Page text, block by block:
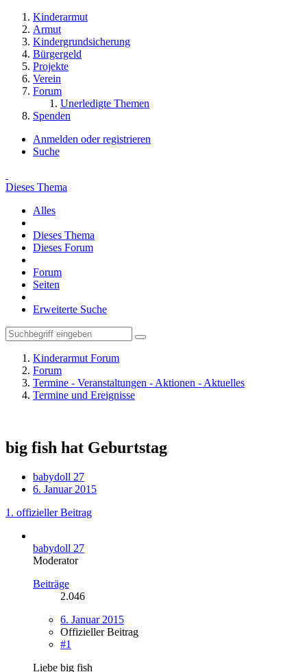
Kinderarmut
Armut
Kindergrundsicherung
Bürgergeld
Projekte
Verein
Forum
Unerledigte Themen
Spenden
Anmelden oder registrieren
Suche
Dieses Thema
Alles
Dieses Thema
Dieses Forum
Forum
Seiten
Erweiterte Suche
Kinderarmut Forum
Forum
Termine - Veranstaltungen - Aktionen - Aktuelles
Termine und Ereignisse
big fish hat Geburtstag
babydoll 27
6. Januar 2015
1. offizieller Beitrag
babydoll 27
Moderator
Beiträge
2.046
6. Januar 2015
Offizieller Beitrag
#1
Liebe big fish